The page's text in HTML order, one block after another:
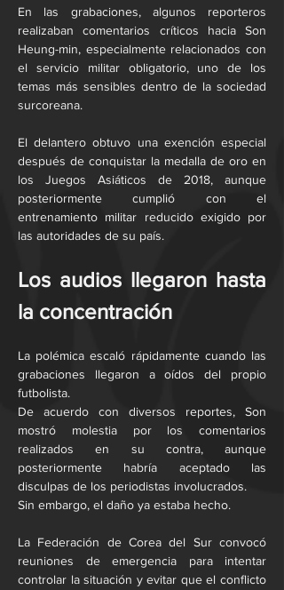
En las grabaciones, algunos reporteros
realizaban comentarios críticos hacia Son
Heung-min, especialmente relacionados con
el servicio militar obligatorio, uno de los
temas más sensibles dentro de la sociedad
surcoreana.
El delantero obtuvo una exención especial
después de conquistar la medalla de oro en
los Juegos Asiáticos de 2018, aunque
posteriormente cumplió con el
entrenamiento militar reducido exigido por
las autoridades de su país.
Los audios llegaron hasta
la concentración
La polémica escaló rápidamente cuando las
grabaciones llegaron a oídos del propio
futbolista.
De acuerdo con diversos reportes, Son
mostró molestia por los comentarios
realizados en su contra, aunque
posteriormente habría aceptado las
disculpas de los periodistas involucrados.
Sin embargo, el daño ya estaba hecho.
La Federación de Corea del Sur convocó
reuniones de emergencia para intentar
controlar la situación y evitar que el conflicto